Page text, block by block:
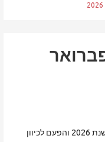
תיאור כללי: אנחנו יוצאים לטיול השני שלנו לשנת 2026 והפעם לכיוון